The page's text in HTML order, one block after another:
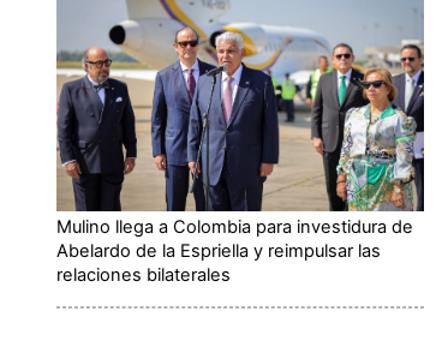
Mulino llega a Colombia para investidura de
Abelardo de la Espriella y reimpulsar las
relaciones bilaterales